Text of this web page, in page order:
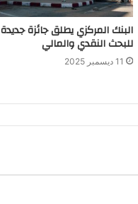
البنك المركزي يطلق جائزة جديدة
للبحث النقدي والمالي
11 ديسمبر 2025